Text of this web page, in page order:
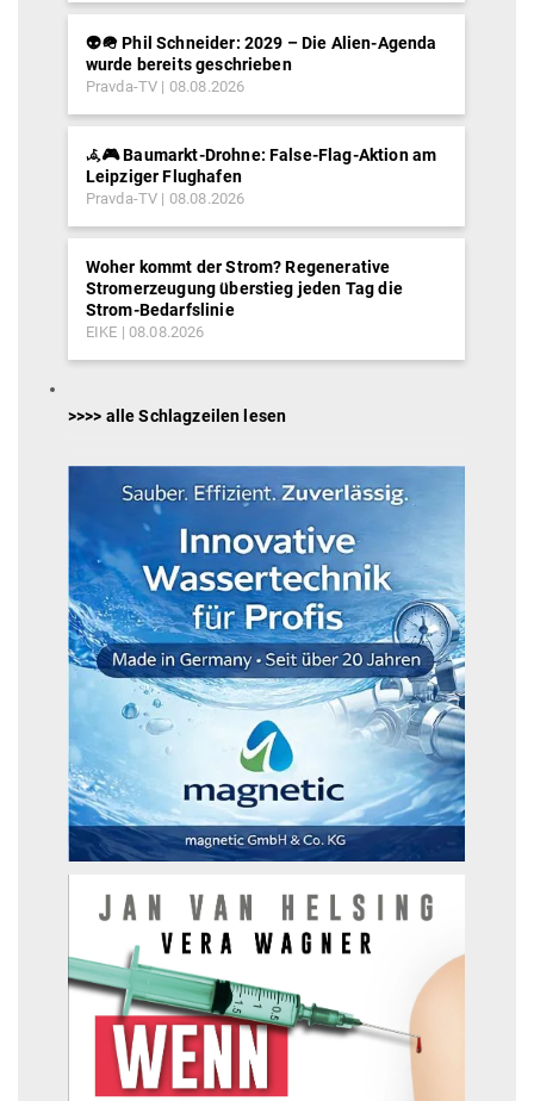
👽🪖 Phil Schneider: 2029 – Die Alien-Agenda
wurde bereits geschrieben
Pravda-TV 08.08.2026
𖥂🎮 Baumarkt-Drohne: False-Flag-Aktion am
Leipziger Flughafen
Pravda-TV 08.08.2026
Woher kommt der Strom? Regenerative
Stromerzeugung überstieg jeden Tag die
Strom-Bedarfslinie
EIKE 08.08.2026
>>>> alle Schlagzeilen lesen